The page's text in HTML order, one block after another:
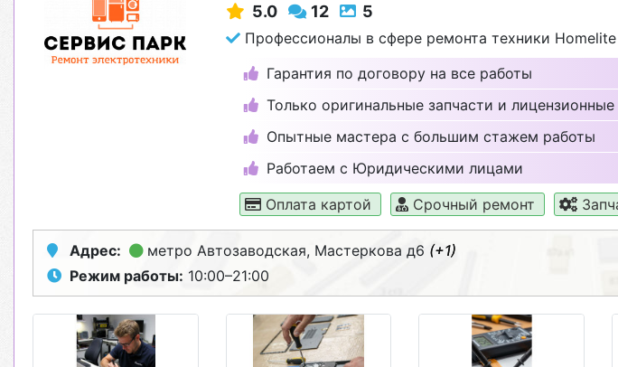
5.0 12 5
Профессионалы в сфере ремонта техники Homelite
Гарантия по договору на все работы
Только оригинальные запчасти и
Опытные мастера с большим стажем работы
Работаем с Юридическими лицами
Оплата картой
Срочный ремонт
Адрес: метро Автозаводская, Мастеркова д6 (+1)
Режим работы: 10:00–21:00